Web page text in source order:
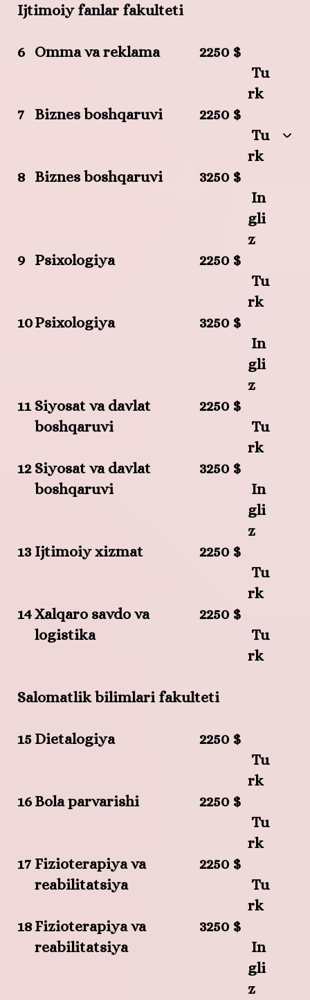
Ijtimoiy fanlar fakulteti
6 Omma va reklama
2250 $
Tu
rk
7
Biznes boshqaruvi
2250 $
Tu
rk
8 Biznes boshqaruvi
3250 $
In
gli
z
9 Psixologiya
2250 $
Tu
rk
10Psixologiya
3250 $
In
gli
z
11 Siyosat va davlat
boshqaruvi
2250 $
Tu
rk
12 Siyosat va davlat
boshqaruvi
3250 $
In
gli
z
13 Ijtimoiy xizmat
2250 $
Tu
rk
14Xalqaro savdo va
logistika
2250 $
Tu
rk
Salomatlik bilimlari fakulteti
15 Dietalogiya
2250 $
Tu
rk
16 Bola parvarishi
2250 $
Tu
rk
17 Fizioterapiya va
reabilitatsiya
2250 $
Tu
rk
18 Fizioterapiya va
reabilitatsiya
3250 $
In
gli
z